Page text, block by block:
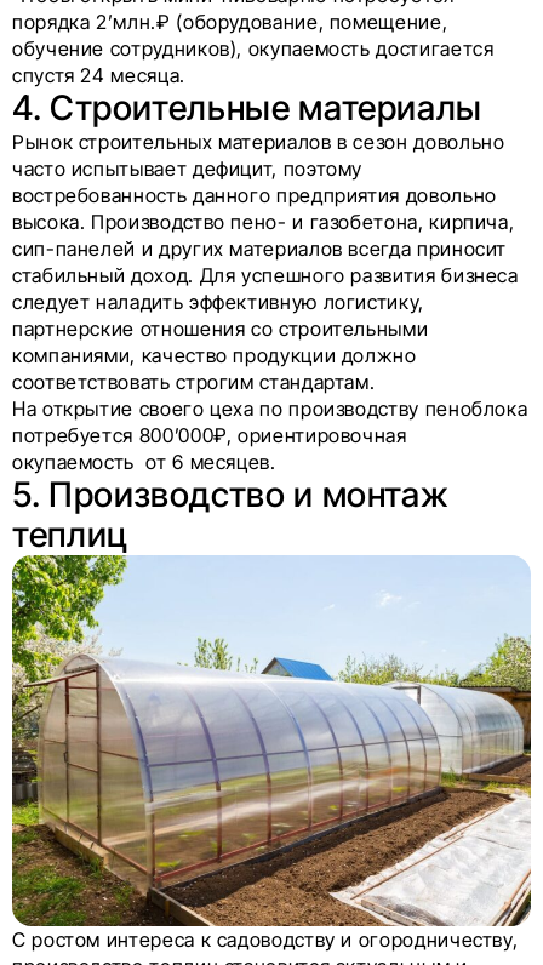
порядка 2’млн.₽ (оборудование, помещение,
обучение сотрудников), окупаемость достигается
спустя 24 месяца.
4. Строительные материалы
Рынок строительных материалов в сезон довольно
часто испытывает дефицит, поэтому
востребованность данного предприятия довольно
высока. Производство пено- и газобетона, кирпича,
сип-панелей и других материалов всегда приносит
стабильный доход. Для успешного развития бизнеса
следует наладить эффективную логистику,
партнерские отношения со строительными
компаниями, качество продукции должно
соответствовать строгим стандартам.
На открытие своего цеха по производству пеноблока
потребуется 800’000₽, ориентировочная
окупаемость от 6 месяцев.
5. Производство и монтаж
теплиц
С ростом интереса к садоводству и огородничеству,